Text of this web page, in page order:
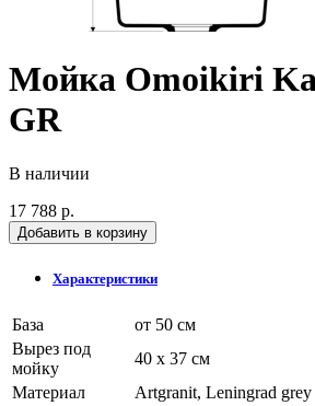
Мойка Omoikiri
GR
В наличии
17 788 р.
Добавить в корзину
Характеристики
База
от 50 см
Вырез под
мойку
40 x 37 см
Материал
Artgranit, Leningrad grey